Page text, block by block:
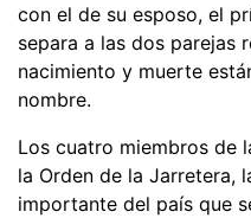
con el de su esposo, el
separa a las dos parejas
nacimiento y muerte
nombre.
Los cuatro miembros de
la Orden de la Jarretera,
importante del país que